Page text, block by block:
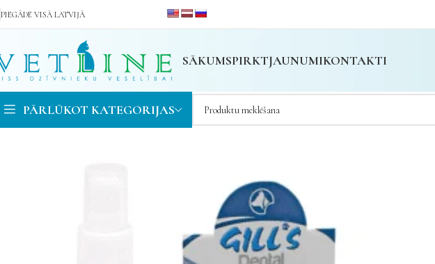
PIEGĀDE VISĀ LATVIJĀ
SĀKUMSPIRKTJAUNUMIKONTAKTI
PĀRLŪKOT KATEGORIJAS